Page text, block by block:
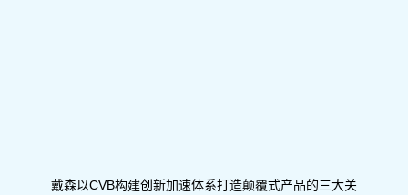
戴森以CVB构建创新加速体系打造颠覆式产品的三大关